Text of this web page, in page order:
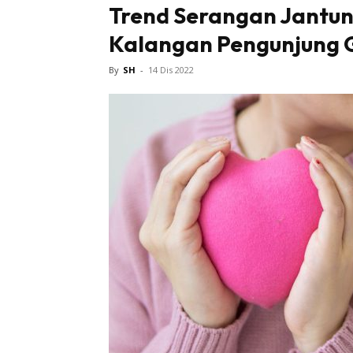
Trend Serangan
Kalangan Pengunjung
By SH - 14 Dis 2022